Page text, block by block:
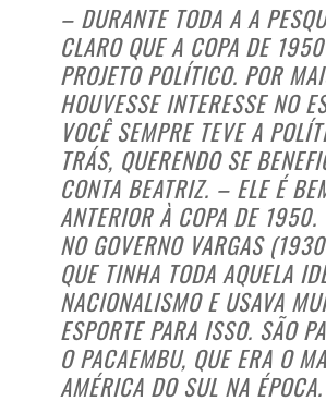
– DURANTE TODA A A
CLARO QUE A COPA DE
PROJETO POLÍTICO. POR
HOUVESSE INTERESSE NO
VOCÊ SEMPRE TEVE A
TRÁS, QUERENDO SE
CONTA BEATRIZ. – ELE É
ANTERIOR À COPA DE 1950.
NO GOVERNO VARGAS
QUE TINHA TODA AQUELA
NACIONALISMO E USAVA
ESPORTE PARA ISSO. SÃO
O PACAEMBU, QUE ERA O
AMÉRICA DO SUL NA